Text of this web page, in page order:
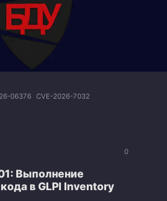
06376 CVE-2026-7032
0
Выполнение
в GLPI Inventory